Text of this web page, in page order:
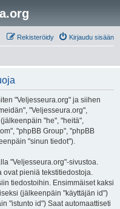
Kirjaudu sisään
Rekisteröidy
"Veljesseura.org" ja siihen
"Veljesseura.org",
"he", "heitä",
"phpBB Group", "phpBB
"sinun tiedot").
"Veljesseura.org"-sivustoa.
ovat pieniä tekstitiedostoja.
tiedostoihin. Ensimmäiset kaksi
(jälkeenpäin "käyttäjän id")
"istunto id") Saat automaattiseti